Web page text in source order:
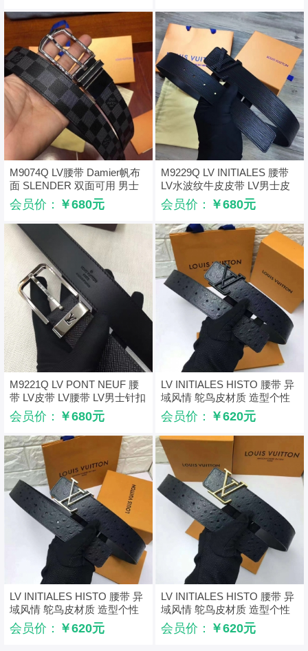
M9074Q LV腰带 Damier帆布
面 SLENDER 双面可用 男士
腰带 黑棋盘格银扣
会员价： ￥680元
M9229Q LV INITIALES 腰带
LV水波纹牛皮皮带 LV男士皮
带
会员价： ￥680元
M9221Q LV PONT NEUF 腰
带 LV皮带 LV腰带 LV男士针扣
皮带
会员价： ￥680元
LV INITIALES HISTO 腰带 异
域风情 鸵鸟皮材质 造型个性
会员价： ￥620元
LV INITIALES HISTO 腰带 异
域风情 鸵鸟皮材质 造型个性
会员价： ￥620元
LV INITIALES HISTO 腰带 异
域风情 鸵鸟皮材质 造型个性
会员价： ￥620元